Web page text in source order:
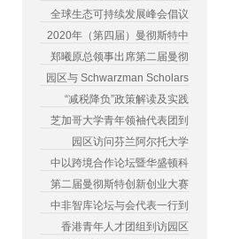
全球生态可持续发展峰会倡议
2020年（第四届）曼彻斯特中
郑曦原总领事出席第二届曼彻
园区与 Schwarzman Scholars
“减税降负”政策解读及实践
芝加哥大学青年领袖代表团到
园区访问芬兰阿尔托大学
中以跨境合作论坛暨华盛顿科
第二届曼彻斯特创新创业大赛
中非智库论坛与会代表一行到
香港青年人才团组到访园区